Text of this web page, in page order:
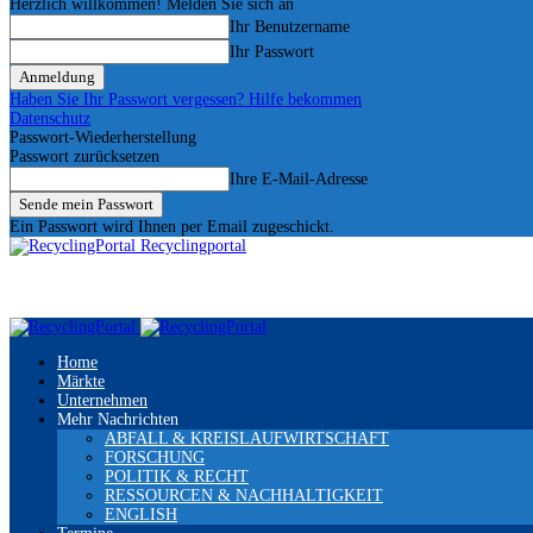
Herzlich willkommen! Melden Sie sich an
Ihr Benutzername
Ihr Passwort
Haben Sie Ihr Passwort vergessen? Hilfe bekommen
Datenschutz
Passwort-Wiederherstellung
Passwort zurücksetzen
Ihre E-Mail-Adresse
Ein Passwort wird Ihnen per Email zugeschickt.
Recyclingportal
Home
Märkte
Unternehmen
Mehr Nachrichten
ABFALL & KREISLAUFWIRTSCHAFT
FORSCHUNG
POLITIK & RECHT
RESSOURCEN & NACHHALTIGKEIT
ENGLISH